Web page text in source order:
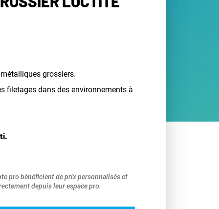
grossiers.
filetages dans des environnements à
pro bénéficient de prix personnalisés et
depuis leur espace pro.